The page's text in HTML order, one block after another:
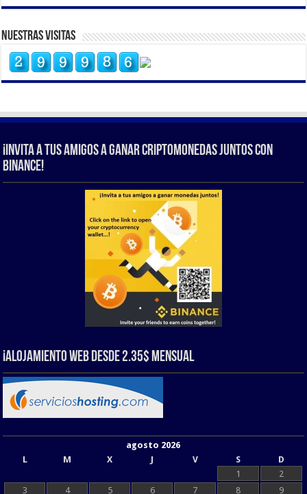
Nuestras Visitas
¡Invita a tus amigos a ganar criptomonedas juntos con
Binance!
¡Alojamiento web Desde 2.35$ Mensual
agosto 2026
L
M X J V S
D
1
2
3
4 5 6 7 8 9